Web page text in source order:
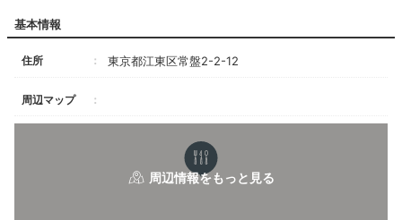
基本情報
住所 東京都江東区常盤2-2-12
周辺マップ